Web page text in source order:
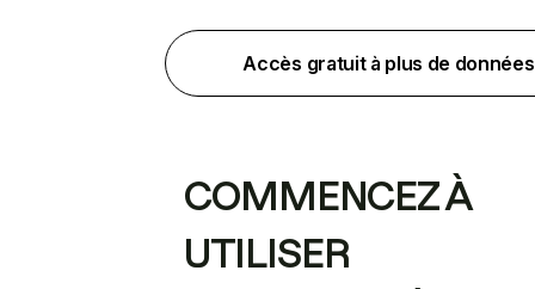
Accès gratuit à plus de données
COMMENCEZ À
UTILISER